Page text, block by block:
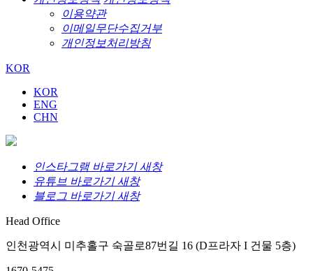
이용약관
이메일무단수집거부
개인정보처리방침
KOR
KOR
ENG
CHN
인스타그램 바로가기 새창
유튜브 바로가기 새창
블로그 바로가기 새창
Head Office
인천광역시 미추홀구 숙골로87번길 16 (D프라자 I 건물 5층)